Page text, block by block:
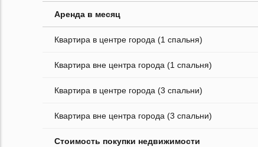
Аренда в месяц
Квартира в центре города (1 спальня)
Квартира вне центра города (1 спальня)
Квартира в центре города (3 спальни)
Квартира вне центра города (3 спальни)
Стоимость покупки недвижимости